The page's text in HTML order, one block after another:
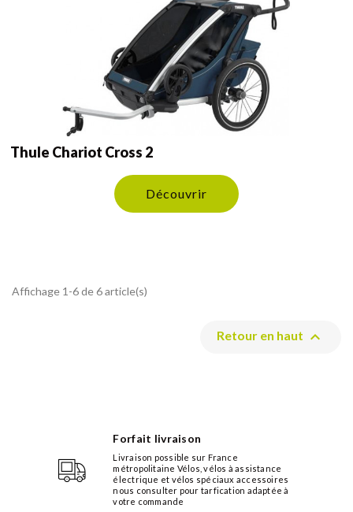
Thule Chariot Cross 2
Découvrir
Affichage 1-6 de 6 article(s)
Retour en haut 
Forfait livraison
Livraison possible sur France
métropolitaine Vélos, vélos à assistance
électrique et vélos spéciaux accessoires
nous consulter pour tarfication adaptée à
votre commande